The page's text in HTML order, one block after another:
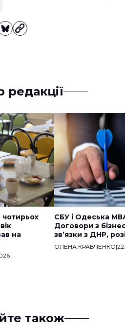
редакції
чотирьох
на
СБУ і Одеська
Договори з
звʼязки з ДНР,
ОЛЕНА КРАВЧЕНКО|
також